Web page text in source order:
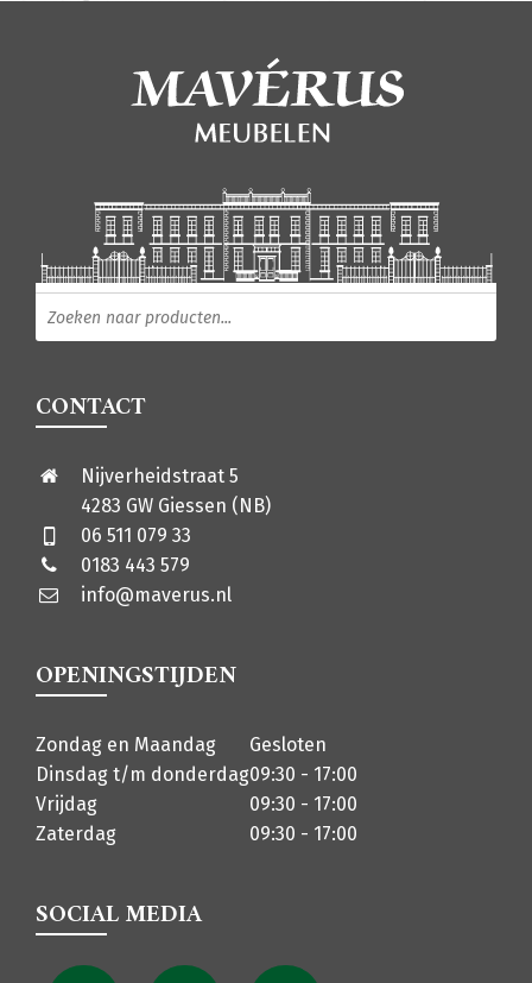
CONTACT
Nijverheidstraat 5
4283 GW Giessen (NB)
06 511 079 33
0183 443 579
info@maverus.nl
OPENINGSTIJDEN
Zondag en Maandag
Gesloten
Dinsdag t/m donderdag09:30 - 17:00
Vrijdag
09:30 - 17:00
Zaterdag
09:30 - 17:00
SOCIAL MEDIA